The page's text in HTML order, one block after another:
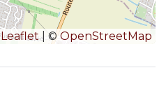
Leaflet| ©OpenStreetMap